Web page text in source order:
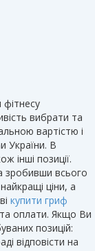
фітнесу
вибрати та
вартістю і
України. В
інші позиції.
зробивши всього
ціни, а
купити гриф
оплати. Якщо Ви
позицій:
відповісти на